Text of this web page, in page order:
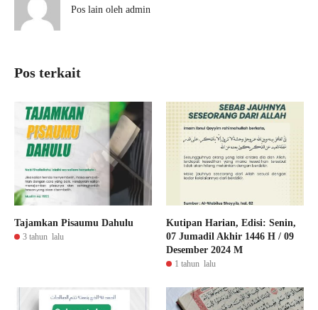
Pos lain oleh admin
Pos terkait
Tajamkan Pisaumu Dahulu
3 tahun lalu
Kutipan Harian, Edisi: Senin,
07 Jumadil Akhir 1446 H / 09
Desember 2024 M
1 tahun lalu